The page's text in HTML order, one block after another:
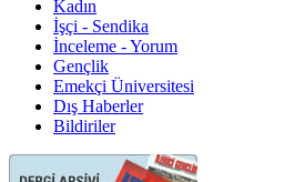
Kadın
İşçi - Sendika
İnceleme - Yorum
Gençlik
Emekçi Üniversitesi
Dış Haberler
Bildiriler